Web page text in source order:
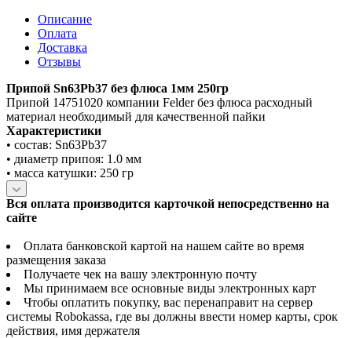
Описание
Оплата
Доставка
Отзывы
Припой Sn63Pb37 без флюса 1мм 250гр
Припой 14751020 компании Felder без флюса расходный
материал необходимый для качественной пайки
Характеристики
• состав: Sn63Pb37
• диаметр припоя: 1.0 мм
• масса катушки: 250 гр
Вся оплата производится карточкой непосредственно на
сайте
Оплата банковской картой на нашем сайте во время
размещения заказа
Получаете чек на вашу электронную почту
Мы принимаем все основные виды электронных карт
Чтобы оплатить покупку, вас перенаправит на сервер
системы Robokassa, где вы должны ввести номер карты, срок
действия, имя держателя